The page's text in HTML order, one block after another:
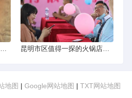
地图 | Google网站地图 | TXT网站地图